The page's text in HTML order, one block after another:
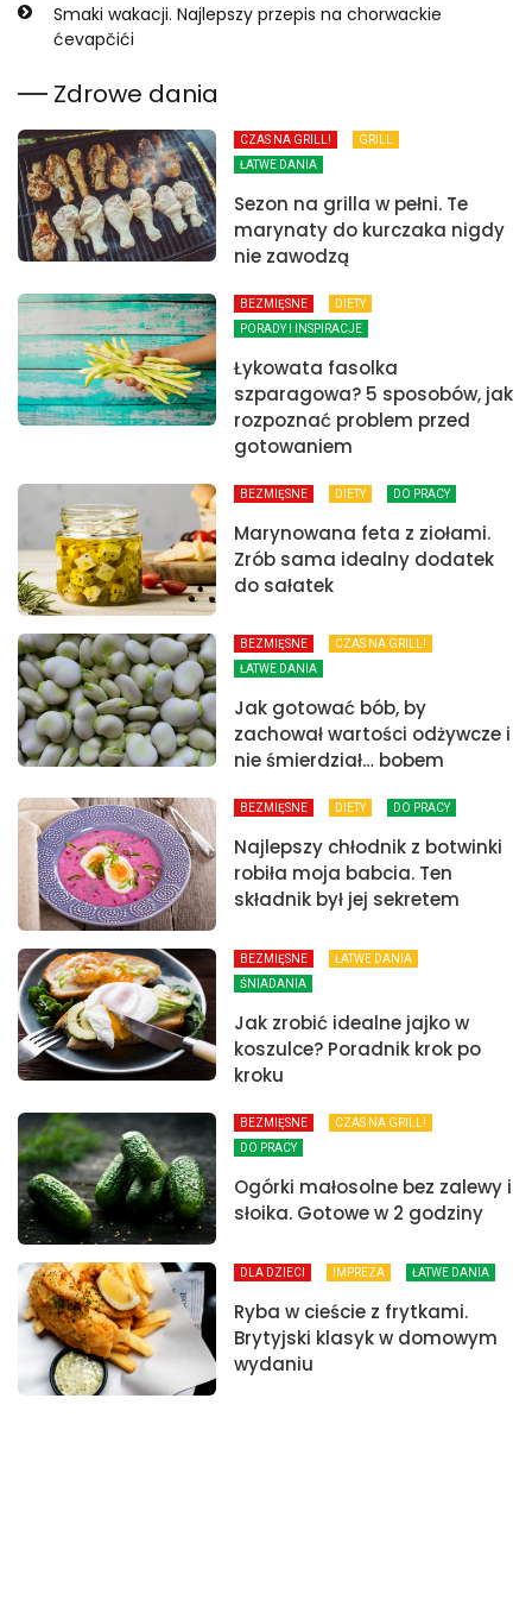
Smaki wakacji. Najlepszy przepis na chorwackie
ćevapčići
Zdrowe dania
CZAS NA GRILL!
GRILL
ŁATWE DANIA
Sezon na grilla w pełni. Te
marynaty do kurczaka nigdy
nie zawodzą
BEZMIĘSNE
DIETY
PORADY I INSPIRACJE
Łykowata fasolka
szparagowa? 5 sposobów, jak
rozpoznać problem przed
gotowaniem
BEZMIĘSNE DIETY DO PRACY
Marynowana feta z ziołami.
Zrób sama idealny dodatek
do sałatek
BEZMIĘSNE
CZAS NA GRILL!
ŁATWE DANIA
Jak gotować bób, by
zachował wartości odżywcze i
nie śmierdział… bobem
BEZMIĘSNE DIETY DO PRACY
Najlepszy chłodnik z botwinki
robiła moja babcia. Ten
składnik był jej sekretem
BEZMIĘSNE
ŁATWE DANIA
ŚNIADANIA
Jak zrobić idealne jajko w
koszulce? Poradnik krok po
kroku
BEZMIĘSNE
CZAS NA GRILL!
DO PRACY
Ogórki małosolne bez zalewy i
słoika. Gotowe w 2 godziny
DLA DZIECI IMPREZA ŁATWE DANIA
Ryba w cieście z frytkami.
Brytyjski klasyk w domowym
wydaniu